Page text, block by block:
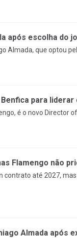
após escolha do
Almada, que optou
para
é o novo Director
Flamengo não
contrato até 2027,
Almada após